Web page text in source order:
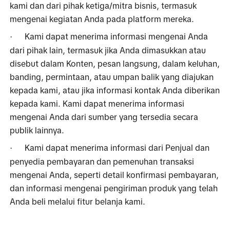
kami dan dari pihak ketiga/mitra bisnis, termasuk
mengenai kegiatan Anda pada platform mereka.
·
Kami dapat menerima informasi mengenai Anda
dari pihak lain, termasuk jika Anda dimasukkan atau
disebut dalam Konten, pesan langsung, dalam keluhan,
banding, permintaan, atau umpan balik yang diajukan
kepada kami, atau jika informasi kontak Anda diberikan
kepada kami. Kami dapat menerima informasi
mengenai Anda dari sumber yang tersedia secara
publik lainnya.
·
Kami dapat menerima informasi dari Penjual dan
penyedia pembayaran dan pemenuhan transaksi
mengenai Anda, seperti detail konfirmasi pembayaran,
dan informasi mengenai pengiriman produk yang telah
Anda beli melalui fitur belanja kami.